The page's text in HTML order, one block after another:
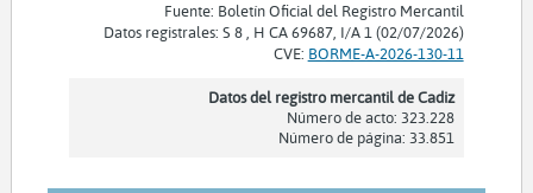
Fuente: Boletín Oficial del Registro Mercantil
Datos registrales: S 8 , H CA 69687, I/A 1 (02/07/2026)
CVE: BORME-A-2026-130-11
Datos del registro mercantil de Cadiz
Número de acto: 323.228
Número de página: 33.851